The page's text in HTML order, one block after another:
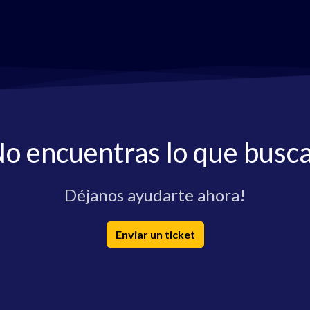
encuentras lo que
Déjanos ayudarte ahora!
Enviar un ticket